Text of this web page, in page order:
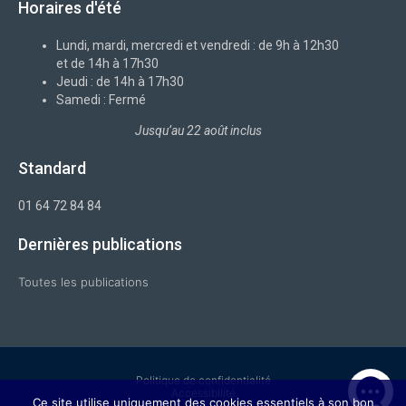
o
x
m
Horaires d'été
Lundi, mardi, mercredi et vendredi : de 9h à 12h30
et de 14h à 17h30
Jeudi : de 14h à 17h30
Samedi : Fermé
Jusqu’au 22 août inclus
Standard
01 64 72 84 84
Dernières publications
Toutes les publications
Politique de confidentialité
Ce site utilise uniquement des cookies essentiels à son bon